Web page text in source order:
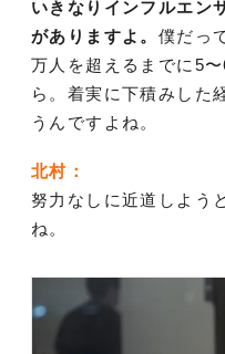
いきなりインフルエン
がありますよ。 僕だっ
万人を超えるまでに5
ら。着実に下積みした
うんですよね。
北村：
努力なしに近道しよう
ね。